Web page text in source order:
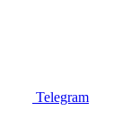
Telegram